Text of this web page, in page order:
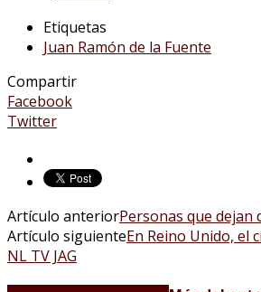
Etiquetas
Juan Ramón de la Fuente
Compartir
Facebook
Twitter
Artículo anteriorPersonas que dejan
Artículo siguienteEn Reino Unido, el
NL TV JAG